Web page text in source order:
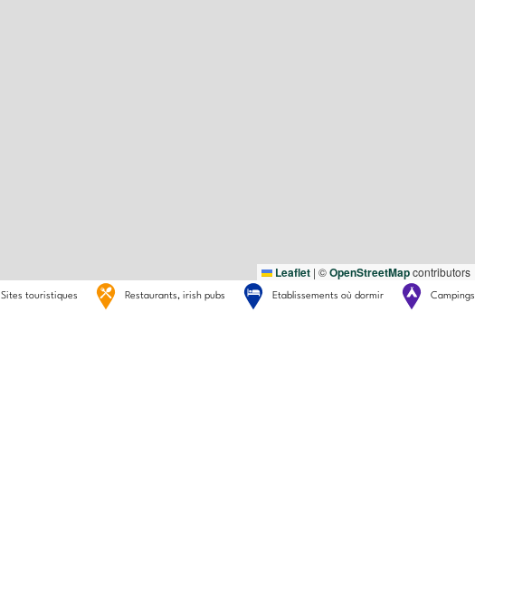
Leaflet | ©OpenStreetMapcontributors
Sites touristiques Restaurants, irish pubs Etablissements où dormir Campings